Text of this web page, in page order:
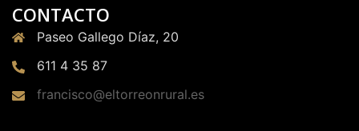
CONTACTO
Paseo Gallego Díaz, 20
611 4 35 87
francisco@eltorreonrural.es